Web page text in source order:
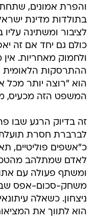
והפרת אמונים,
בתולדות מדינת
לציבור ומשתינה
כולם גם יחד אם זה
ולחמוק מאחריות.
ההתרסקות הלאומית
הוא "רוצה יותר
המשפט הזה מכעיס,
זה בדיוק הרגע שבו
לברברת חסרת
כ"אשפים פוליטיים,
לאדם שמתלהב
ומשתף פעולה עם
משחק-סכום-אפס
ניצחון. כשאלה
הוא לתווך את